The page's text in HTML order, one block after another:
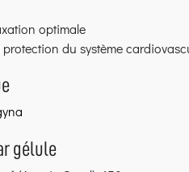
optimale
du système
gélule